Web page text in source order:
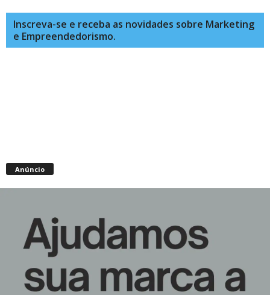
Inscreva-se e receba as novidades sobre Marketing
e Empreendedorismo.
Anúncio